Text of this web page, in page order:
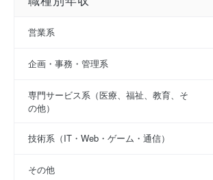
営業系
企画・事務・管理系
専門サービス系（医療、福祉、教育、そ
の他）
技術系（IT・Web・ゲーム・通信）
その他